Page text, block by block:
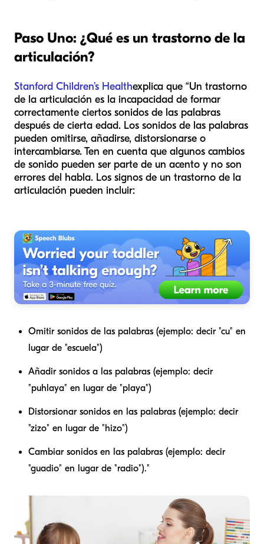
Paso Uno: ¿Qué es un trastorno de la
articulación?
Stanford Children’s Healthexplica que “Un trastorno
de la articulación es la incapacidad de formar
correctamente ciertos sonidos de las palabras
después de cierta edad. Los sonidos de las palabras
pueden omitirse, añadirse, distorsionarse o
intercambiarse. Ten en cuenta que algunos cambios
de sonido pueden ser parte de un acento y no son
errores del habla. Los signos de un trastorno de la
articulación pueden incluir:
Omitir sonidos de las palabras (ejemplo: decir "cu" en
lugar de "escuela")
Añadir sonidos a las palabras (ejemplo: decir
"puhlaya" en lugar de "playa")
Distorsionar sonidos en las palabras (ejemplo: decir
"zizo" en lugar de "hizo")
Cambiar sonidos en las palabras (ejemplo: decir
"guadio" en lugar de "radio")."